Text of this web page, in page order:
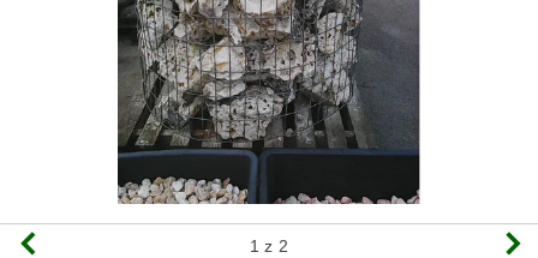
1 z 2